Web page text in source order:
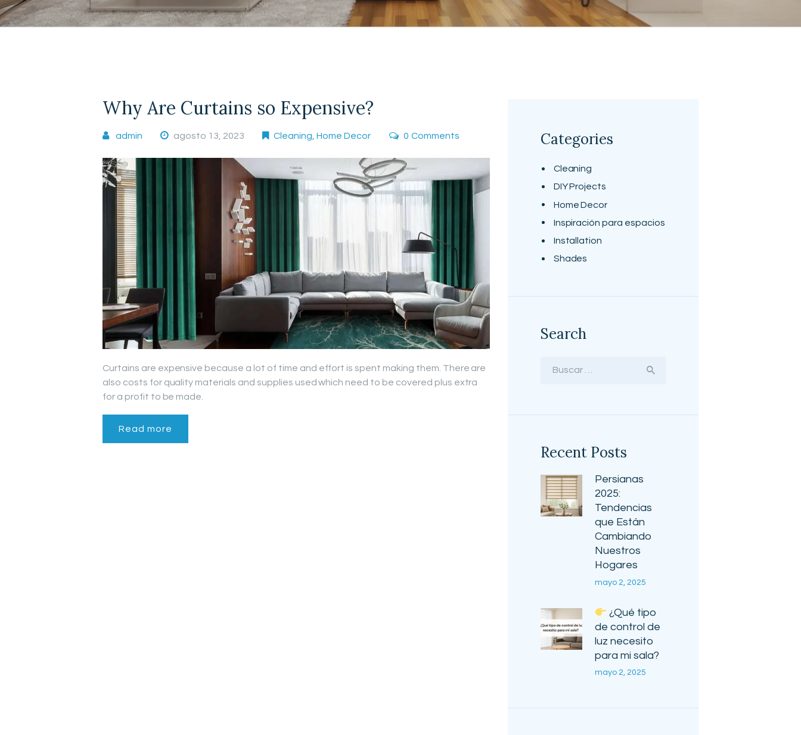
Why Are Curtains so Expensive?
admin agosto 13, 2023 Cleaning ,Home Decor 0 Comments
Curtains are expensive because a lot of time and effort is spent making them. There are
also costs for quality materials and supplies used which need to be covered plus extra
for a profit to be made.
Read more
Categories
Cleaning
DIY Projects
Home Decor
Inspiración para espacios
Installation
Shades
Search
Recent Posts
Persianas
2025:
Tendencias
que Están
Cambiando
Nuestros
Hogares
mayo 2, 2025
¿Qué tipo
de control de
luz necesito
para mi sala?
mayo 2, 2025